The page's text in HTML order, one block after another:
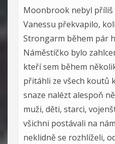
Moonbrook nebyl příliš
Vanessu překvapilo,
Strongarm během pár
Náměstíčko bylo
kteří sem během
přitáhli ze všech koutů
snaze nalézt alespoň
muži, děti, starci,
všichni postávali na
neklidně se rozhlíželi,